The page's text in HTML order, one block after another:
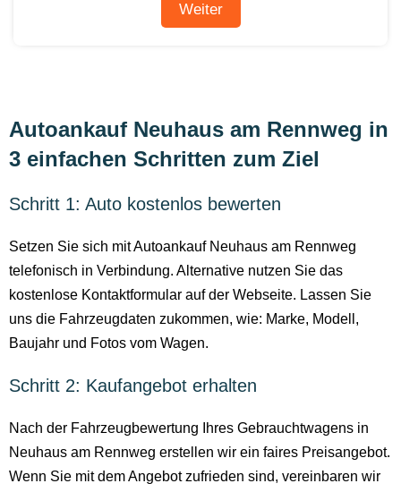
Autoankauf Neuhaus am Rennweg in
3 einfachen Schritten zum Ziel
Schritt 1: Auto kostenlos bewerten
Setzen Sie sich mit Autoankauf Neuhaus am Rennweg
telefonisch in Verbindung. Alternative nutzen Sie das
kostenlose Kontaktformular auf der Webseite. Lassen Sie
uns die Fahrzeugdaten zukommen, wie: Marke, Modell,
Baujahr und Fotos vom Wagen.
Schritt 2: Kaufangebot erhalten
Nach der Fahrzeugbewertung Ihres Gebrauchtwagens in
Neuhaus am Rennweg erstellen wir ein faires Preisangebot.
Wenn Sie mit dem Angebot zufrieden sind, vereinbaren wir